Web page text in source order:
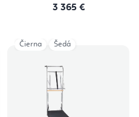
3 365 €
Čierna Šedá